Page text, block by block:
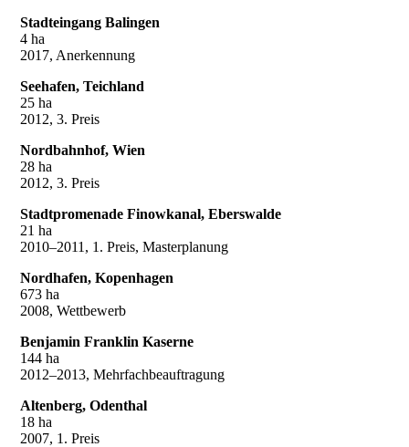
Stadteingang Balingen
4 ha
2017, Anerkennung
Seehafen, Teichland
25 ha
2012, 3. Preis
Nordbahnhof, Wien
28 ha
2012, 3. Preis
Stadtpromenade Finowkanal, Eberswalde
21 ha
2010–2011, 1. Preis, Masterplanung
Nordhafen, Kopenhagen
673 ha
2008, Wettbewerb
Benjamin Franklin Kaserne
144 ha
2012–2013, Mehrfachbeauftragung
Altenberg, Odenthal
18 ha
2007, 1. Preis